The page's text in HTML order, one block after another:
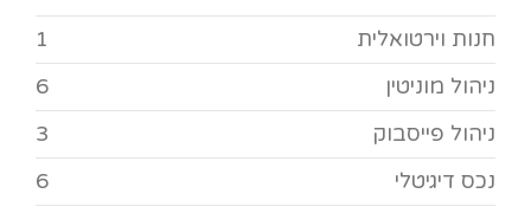
חנות וירטואלית
1
ניהול מוניטין
6
ניהול פייסבוק
3
נכס דיגיטלי
6